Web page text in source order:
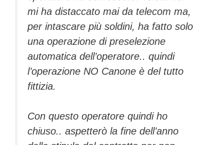
mi ha distaccato mai da telecom ma,
per intascare più soldini, ha fatto solo
una operazione di preselezione
automatica dell’operatore.. quindi
l’operazione NO Canone è del tutto
fittizia.
Con questo operatore quindi ho
chiuso.. aspetterò la fine dell’anno